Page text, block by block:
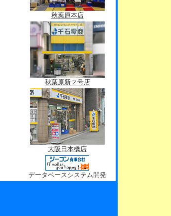
秋葉原本店
秋葉原新２号店
大阪日本橋店
データベースシステム開発